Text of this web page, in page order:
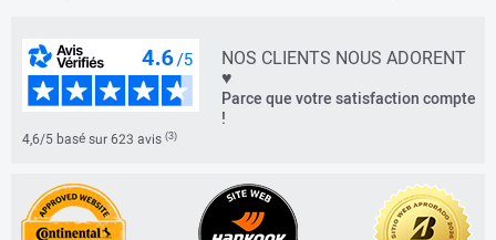
NOS CLIENTS NOUS ADORENT
♥
Parce que votre satisfaction compte
!
4,6/5 basé sur 623 avis (3)